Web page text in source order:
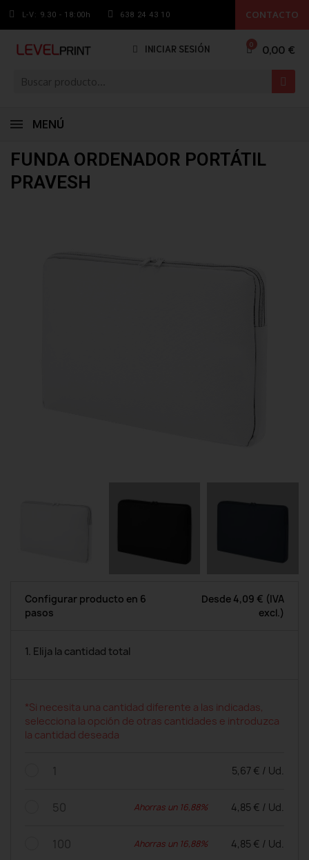
L-V: 9.30 - 18:00h 638 24 43 10 CONTACTO
INICIAR SESIÓN 0,00 €
MENÚ
FUNDA ORDENADOR PORTÁTIL
PRAVESH
Configurar producto en 6
pasos
Desde 4,09 € (IVA
excl.)
1. Elija la cantidad total
*Si necesita una cantidad diferente a las indicadas,
selecciona la opción de otras cantidades e introduzca
la cantidad deseada
1 5,67 € / Ud.
50 Ahorras un 16,88% 4,85 € / Ud.
100 Ahorras un 16,88% 4,85 € / Ud.